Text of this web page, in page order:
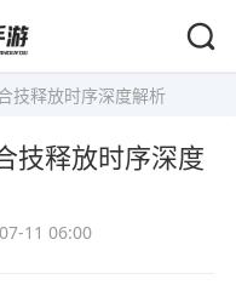
技释放时序深度解析
技释放时序深度
11 06:00